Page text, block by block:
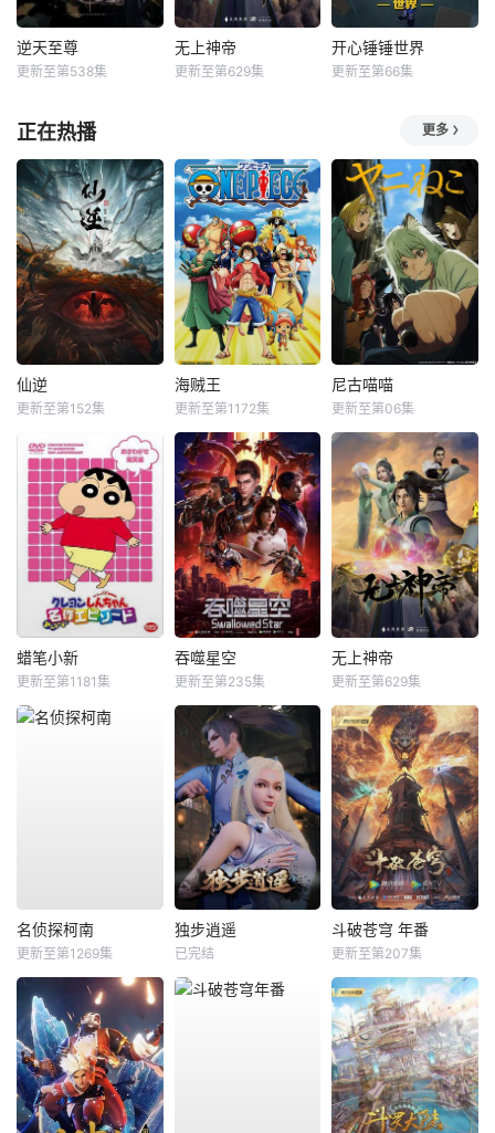
逆天至尊
更新至第538集
无上神帝
更新至第629集
开心锤锤世界
更新至第66集
正在热播 更多
仙逆
更新至第152集
海贼王
更新至第1172集
尼古喵喵
更新至第06集
蜡笔小新
更新至第1181集
吞噬星空
更新至第235集
无上神帝
更新至第629集
名侦探柯南
更新至第1269集
独步逍遥
已完结
斗破苍穹 年番
更新至第207集